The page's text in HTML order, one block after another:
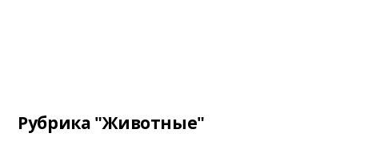
Рубрика "Животные"